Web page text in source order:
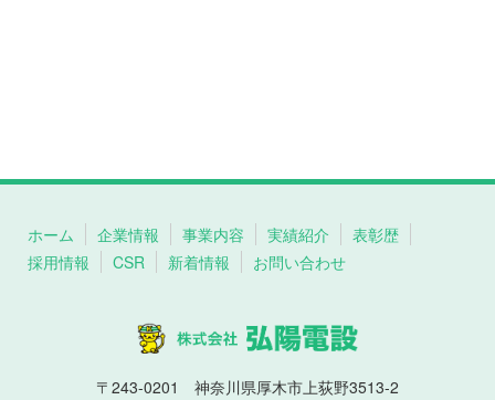
ホーム 企業情報 事業内容 実績紹介
表彰歴
採用情報
CSR 新着情報 お問い合わせ
〒243-0201 神奈川県厚木市上荻野3513-2